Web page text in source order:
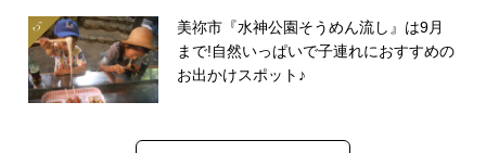
美祢市『水神公園そうめん流し』は9月
まで!自然いっぱいで子連れにおすすめの
お出かけスポット♪